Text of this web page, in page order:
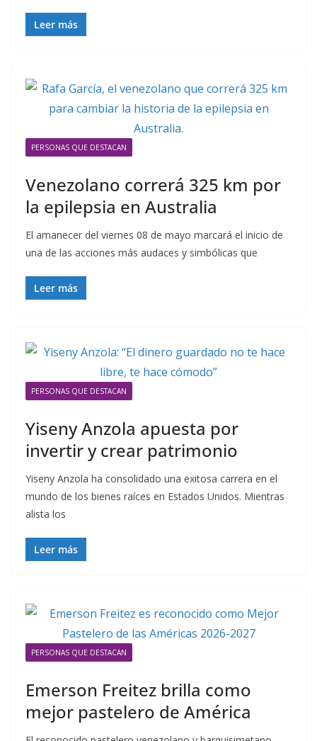
Leer más
PERSONAS QUE DESTACAN
Venezolano correrá 325 km por
la epilepsia en Australia
El amanecer del viernes 08 de mayo marcará el inicio de
una de las acciones más audaces y simbólicas que
Leer más
PERSONAS QUE DESTACAN
Yiseny Anzola apuesta por
invertir y crear patrimonio
Yiseny Anzola ha consolidado una exitosa carrera en el
mundo de los bienes raíces en Estados Unidos. Mientras
alista los
Leer más
PERSONAS QUE DESTACAN
Emerson Freitez brilla como
mejor pastelero de América